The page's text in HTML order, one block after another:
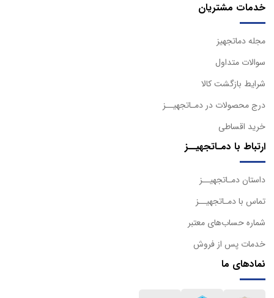
خدمات مشتریان
مجله دماتجهیز
سوالات متداول
شرایط بازگشت کالا
درج محصولات در دمـاتجهیــز
خرید اقساطی
ارتباط با دمـاتجهیــز
داستان دمـاتجهیــز
تماس با دمـاتجهیــز
شماره حساب‌های معتبر
خدمات پس از فروش
نمادهای ما